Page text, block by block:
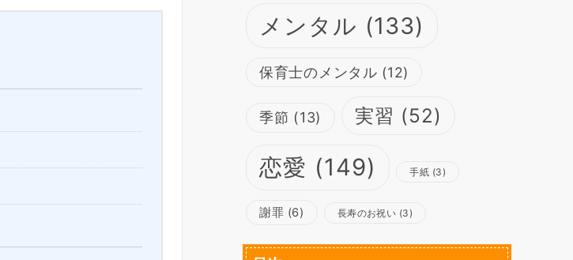
メンタル (133)
保育士のメンタル (12)
季節 (13) 実習 (52)
恋愛 (149) 手紙 (3)
謝罪 (6) 長寿のお祝い (3)